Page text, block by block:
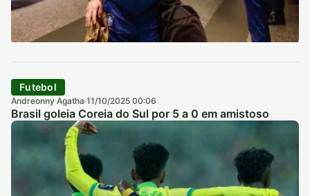
Futebol
Andreonny Agatha·11/10/2025 00:06
Brasil goleia Coreia do Sul por 5 a 0 em amistoso